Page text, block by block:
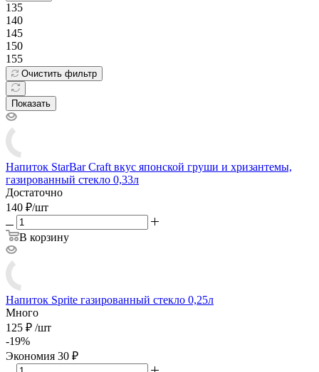
135
140
145
150
155
Очистить фильтр
Показать
Напиток StarBar Craft вкус японской груши и хризантемы,
газированный стекло 0,33л
Достаточно
140 ₽/шт
В корзину
Напиток Sprite газированный стекло 0,25л
Много
125 ₽ /шт
-19%
Экономия 30 ₽